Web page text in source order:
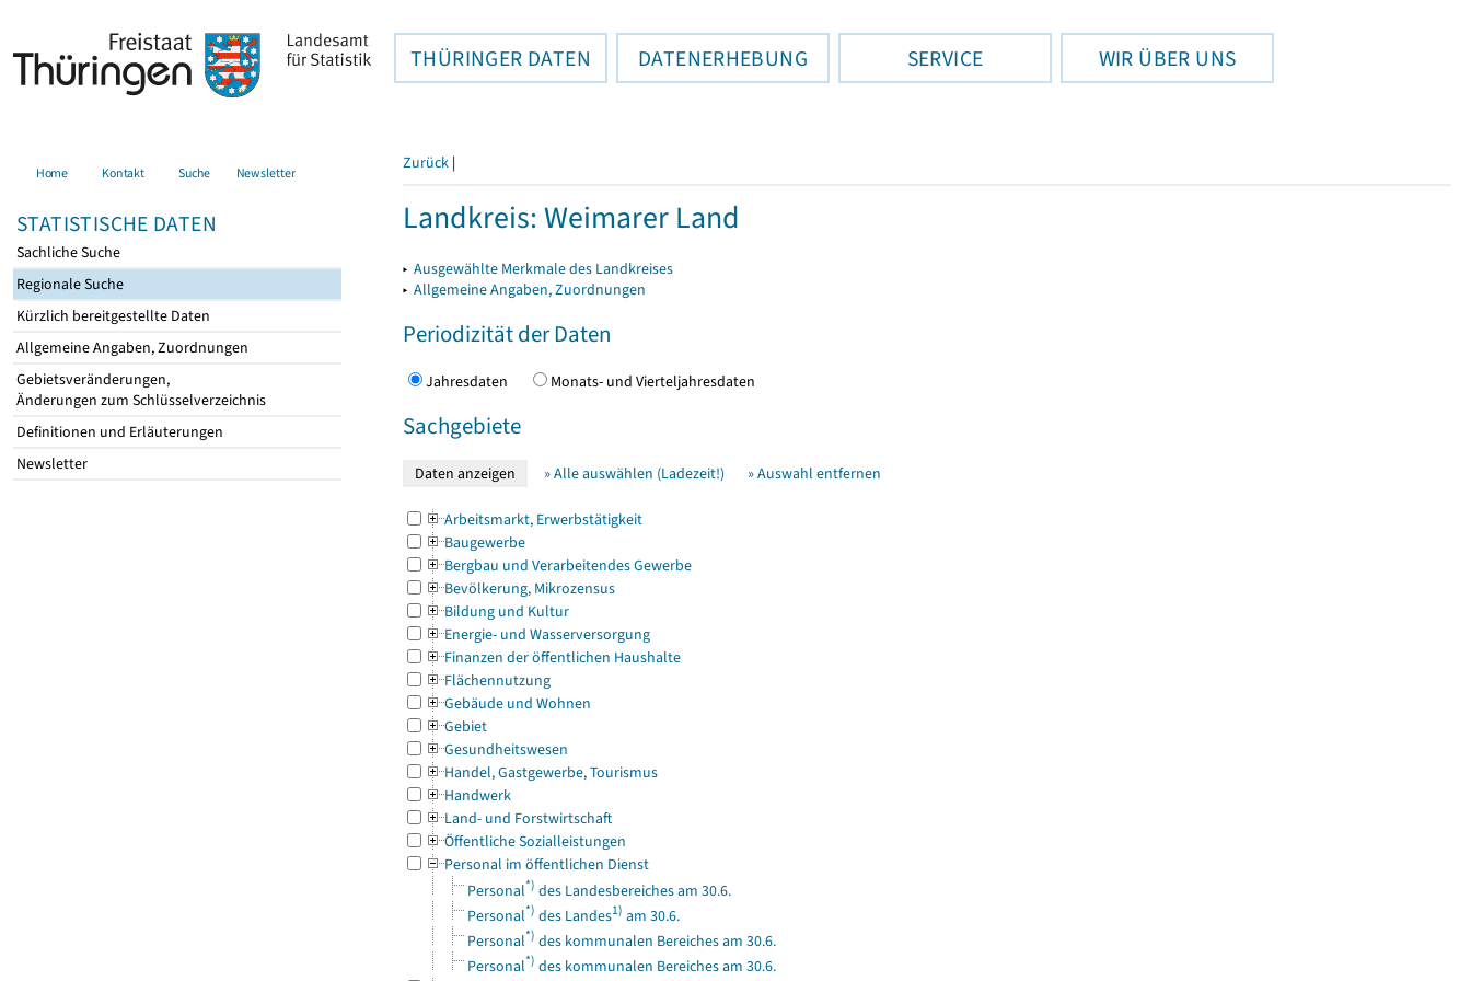
THÜRINGER DATEN DATENERHEBUNG SERVICE WIR ÜBER UNS
Home Kontakt Suche Newsletter
STATISTISCHE DATEN
Sachliche Suche
Regionale Suche
Kürzlich bereitgestellte Daten
Allgemeine Angaben, Zuordnungen
Gebietsveränderungen,
Änderungen zum Schlüsselverzeichnis
Definitionen und Erläuterungen
Newsletter
Zurück |
Landkreis: Weimarer Land
▸ Ausgewählte Merkmale des Landkreises
▸ Allgemeine Angaben, Zuordnungen
Periodizität der Daten
Jahresdaten Monats- und Vierteljahresdaten
Sachgebiete
» Alle auswählen (Ladezeit!) » Auswahl entfernen
Arbeitsmarkt, Erwerbstätigkeit
Baugewerbe
Bergbau und Verarbeitendes Gewerbe
Bevölkerung, Mikrozensus
Bildung und Kultur
Energie- und Wasserversorgung
Finanzen der öffentlichen Haushalte
Flächennutzung
Gebäude und Wohnen
Gebiet
Gesundheitswesen
Handel, Gastgewerbe, Tourismus
Handwerk
Land- und Forstwirtschaft
Öffentliche Sozialleistungen
Personal im öffentlichen Dienst
Personal*) des Landesbereiches am 30.6.
Personal*) des Landes1) am 30.6.
Personal*) des kommunalen Bereiches am 30.6.
Personal*) des kommunalen Bereiches am 30.6.